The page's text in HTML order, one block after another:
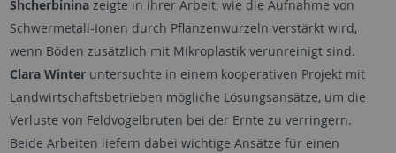
Shcherbinina zeigte in ihrer Arbeit, wie die Aufnahme von
Schwermetall-Ionen durch Pflanzenwurzeln verstärkt wird,
wenn Böden zusätzlich mit Mikroplastik verunreinigt sind.
Clara Winter untersuchte in einem kooperativen Projekt mit
Landwirtschaftsbetrieben mögliche Lösungsansätze, um die
Verluste von Feldvogelbruten bei der Ernte zu verringern.
Beide Arbeiten liefern dabei wichtige Ansätze für einen